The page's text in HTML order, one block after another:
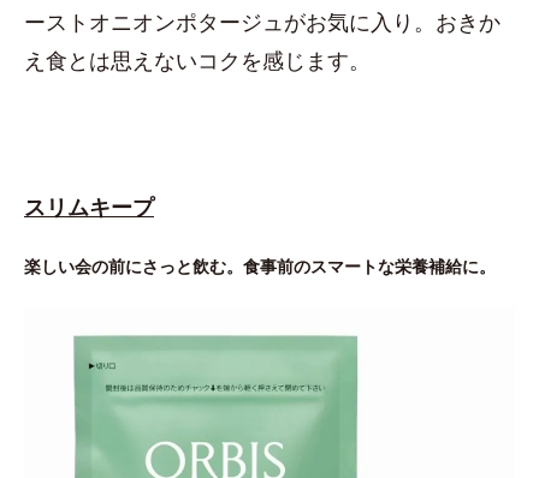
ーストオニオンポタージュがお気に入り。おきか
え食とは思えないコクを感じます。
スリムキープ
楽しい会の前にさっと飲む。食事前のスマートな栄養補給に。